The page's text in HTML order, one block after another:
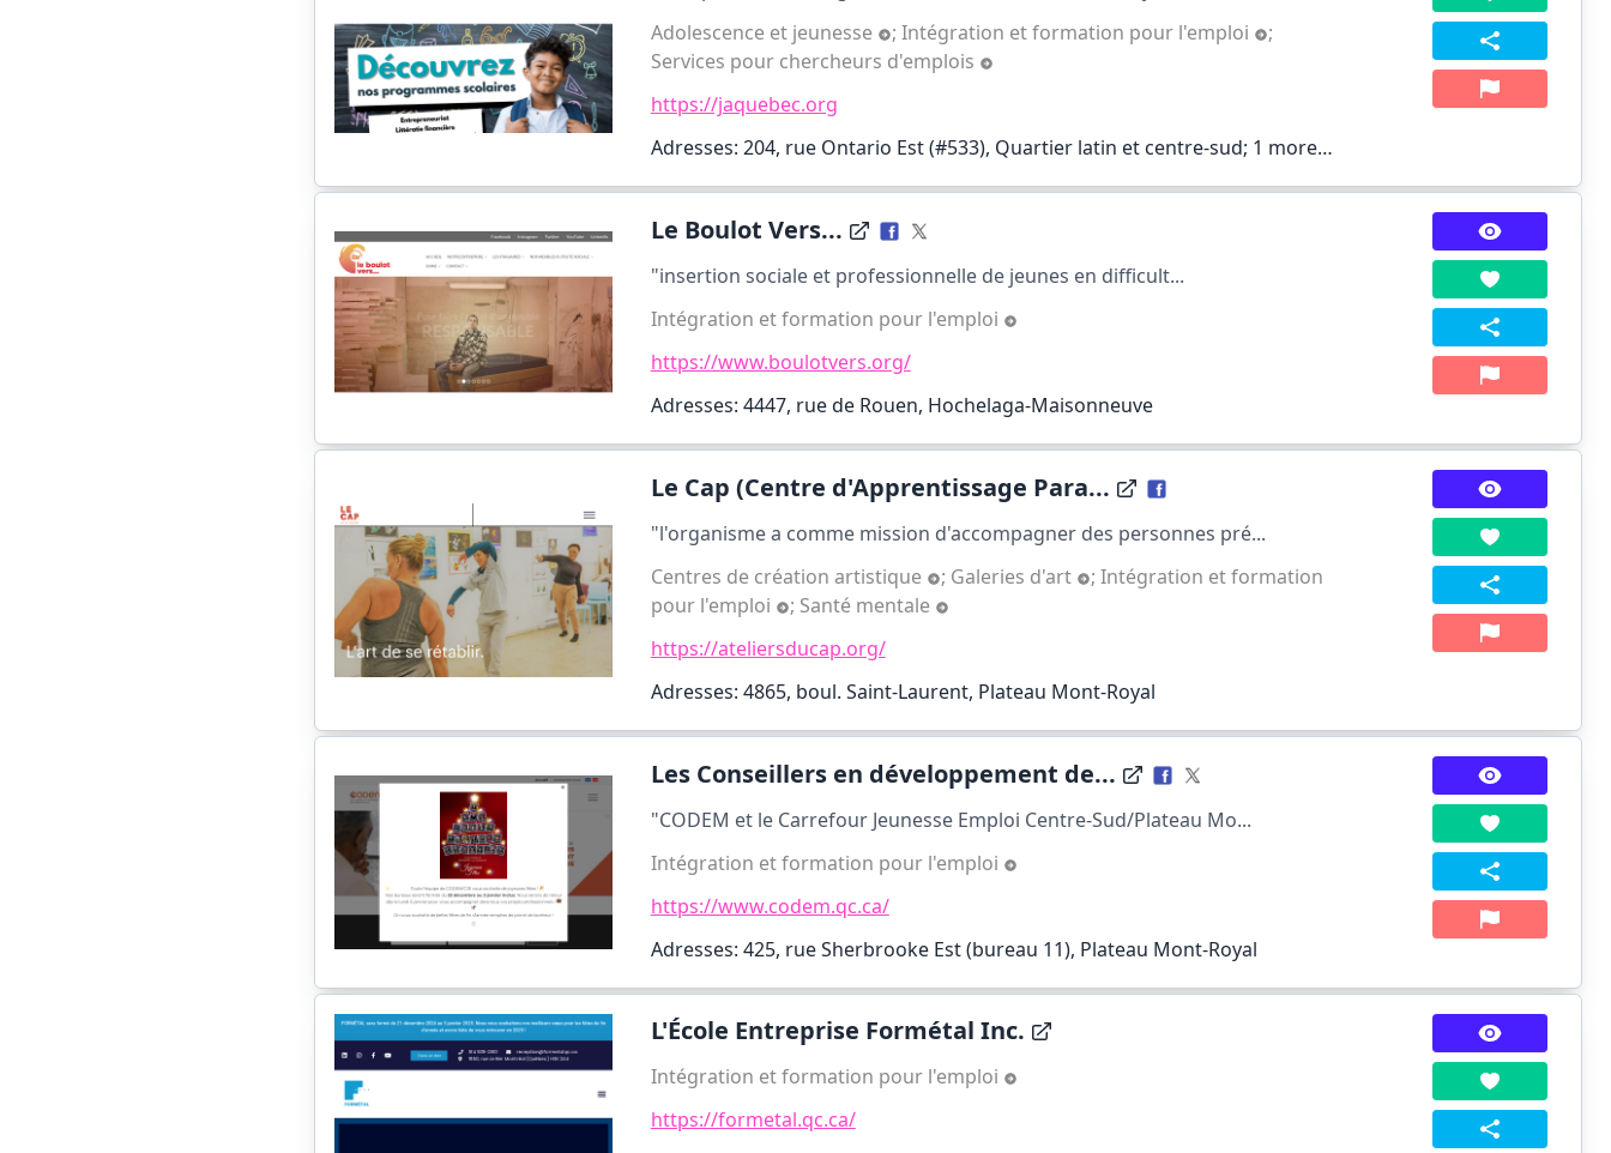
Adolescence et jeunesse
; Intégration et formation pour l'emploi
;
Services pour chercheurs d'emplois
https://jaquebec.org
Adresses: 204, rue Ontario Est (#533), Quartier latin et centre-sud; 1 more…
Le Boulot Vers...
"insertion sociale et professionnelle de jeunes en difficult...
Intégration et formation pour l'emploi
https://www.boulotvers.org/
Adresses: 4447, rue de Rouen, Hochelaga-Maisonneuve
Le Cap (Centre d'Apprentissage Para...
"l'organisme a comme mission d'accompagner des personnes pré...
Centres de création artistique
; Galeries d'art ; Intégration et formation
pour l'emploi
; Santé mentale
https://ateliersducap.org/
Adresses: 4865, boul. Saint-Laurent, Plateau Mont-Royal
Les Conseillers en développement de...
"CODEM et le Carrefour Jeunesse Emploi Centre-Sud/Plateau Mo...
Intégration et formation pour l'emploi
https://www.codem.qc.ca/
Adresses: 425, rue Sherbrooke Est (bureau 11), Plateau Mont-Royal
L'École Entreprise Formétal Inc.
Intégration et formation pour l'emploi
https://formetal.qc.ca/